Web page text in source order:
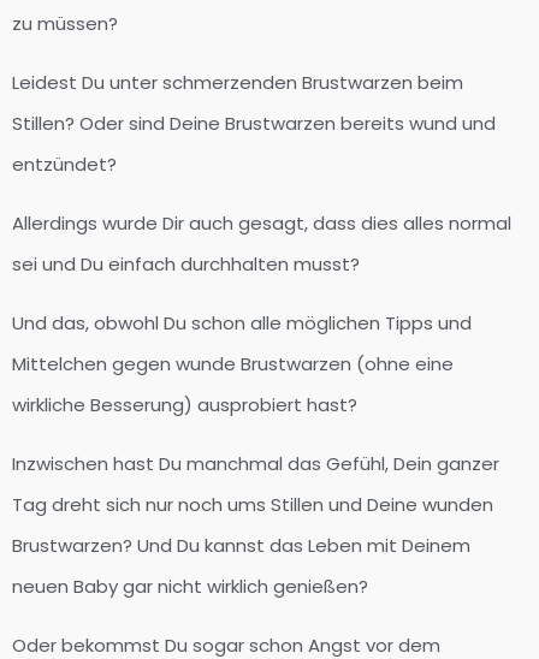
zu müssen?
Leidest Du unter schmerzenden Brustwarzen beim
Stillen? Oder sind Deine Brustwarzen bereits wund und
entzündet?
Allerdings wurde Dir auch gesagt, dass dies alles normal
sei und Du einfach durchhalten musst?
Und das, obwohl Du schon alle möglichen Tipps und
Mittelchen gegen wunde Brustwarzen (ohne eine
wirkliche Besserung) ausprobiert hast?
Inzwischen hast Du manchmal das Gefühl, Dein ganzer
Tag dreht sich nur noch ums Stillen und Deine wunden
Brustwarzen? Und Du kannst das Leben mit Deinem
neuen Baby gar nicht wirklich genießen?
Oder bekommst Du sogar schon Angst vor dem